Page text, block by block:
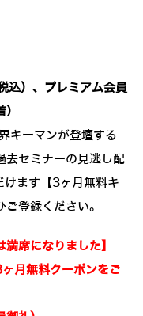
込）、プレミアム会員
キーマンが登壇する
去セミナーの見逃し配
ます【3ヶ月無料キ
登録ください。
満席になりました】
月無料クーポンをご